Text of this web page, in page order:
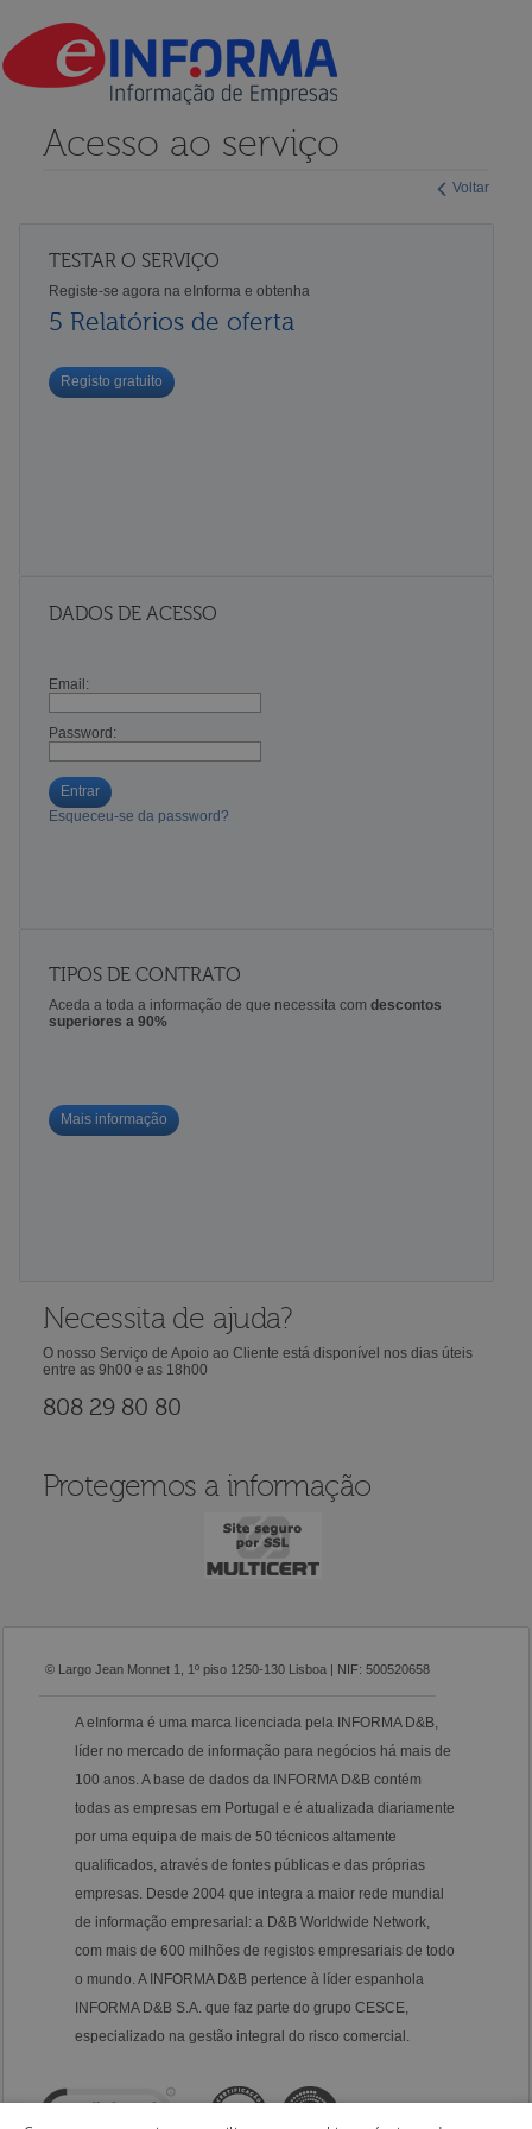
Voltar
Acesso ao serviço
TESTAR O SERVIÇO
Registe-se agora na eInforma e obtenha
5 Relatórios de oferta
Registo gratuito
DADOS DE ACESSO
Email:
Password:
Entrar
Esqueceu-se da password?
TIPOS DE CONTRATO
Aceda a toda a informação de que necessita com descontos
superiores a 90%
Mais informação
Necessita de ajuda?
O nosso Serviço de Apoio ao Cliente está disponível nos dias úteis
entre as 9h00 e as 18h00
808 29 80 80
Protegemos a informação
© Largo Jean Monnet 1, 1º piso 1250-130 Lisboa | NIF: 500520658
A eInforma é uma marca licenciada pela INFORMA D&B,
líder no mercado de informação para negócios há mais de
100 anos. A base de dados da INFORMA D&B contém
todas as empresas em Portugal e é atualizada diariamente
por uma equipa de mais de 50 técnicos altamente
qualificados, através de fontes públicas e das próprias
empresas. Desde 2004 que integra a maior rede mundial
de informação empresarial: a D&B Worldwide Network,
com mais de 600 milhões de registos empresariais de todo
o mundo. A INFORMA D&B pertence à líder espanhola
INFORMA D&B S.A. que faz parte do grupo CESCE,
especializado na gestão integral do risco comercial.